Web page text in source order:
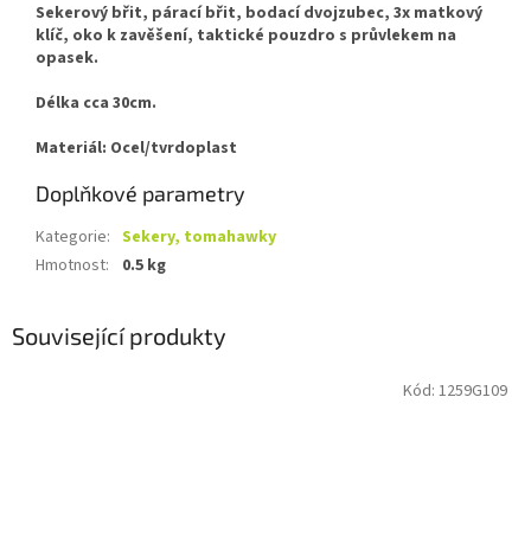
Sekerový břit, párací břit, bodací dvojzubec, 3x matkový
klíč, oko k zavěšení, taktické pouzdro s průvlekem na
opasek.
Délka cca 30cm.
Materiál: Ocel/tvrdoplast
Doplňkové parametry
Kategorie: Sekery, tomahawky
Hmotnost: 0.5 kg
Související produkty
Kód: 1259G109